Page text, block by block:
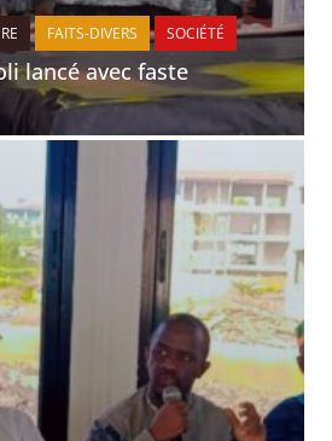
FAITS-DIVERS SOCIÉTÉ
lancé avec faste